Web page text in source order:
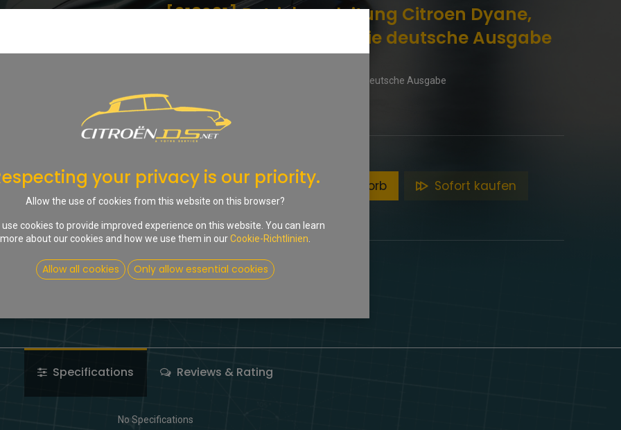
[918291] Betriebsanleitung Citroen Dyane,
ORIGINAL, Sept. 70/71, die deutsche Ausgabe
Betriebsanleitung Citroen Dyane, Original, die deutsche Ausgabe
65,00€ inkl. MwSt.
In den Warenkorb Sofort kaufen
Share :
Terms and Conditions
Specifications Reviews & Rating
No Specifications
your privacy is our priority.
Allow the use of cookies from this website on this browser?
use cookies to provide improved experience on this website. You can learn
more about our cookies and how we use them in ourCookie-Richtlinien
Allow all cookies Only allow essential cookies